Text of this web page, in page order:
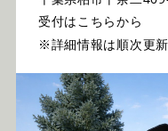
受付はこちらから
※詳細情報は順次更新